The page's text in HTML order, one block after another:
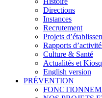
Directions
Instances
Recrutement
Projets
Rapports
Culture & Santé
Actualités et
English version
PRÉVENTION